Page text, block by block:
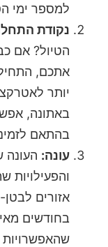
למספר ימי
נקודת
הטיול? אם
אתכם,
יותר
באתונה,
בהתאם
עונה: העונה
והפעילויות
אזורים
בחודשים
שהאפשרויות